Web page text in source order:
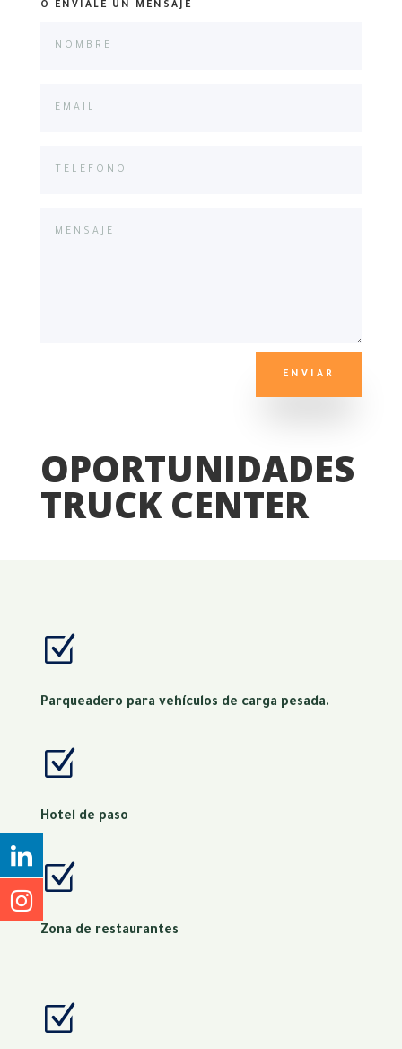
O ENVIALE UN MENSAJE
ENVIAR
OPORTUNIDADES
TRUCK CENTER
Z
Parqueadero para vehículos de carga pesada.
Z
Hotel de paso
Z
Zona de restaurantes
Z